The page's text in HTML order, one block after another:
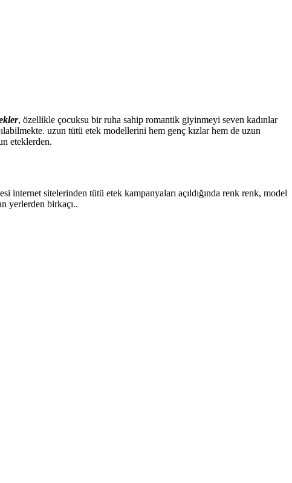
, özellikle çocuksu bir ruha sahip romantik giyinmeyi seven kadınlar
uzun tütü etek modellerini hem genç kızlar hem de uzun
eteklerden.
internet sitelerinden tütü etek kampanyaları açıldığında renk renk, model
yerlerden birkaçı..